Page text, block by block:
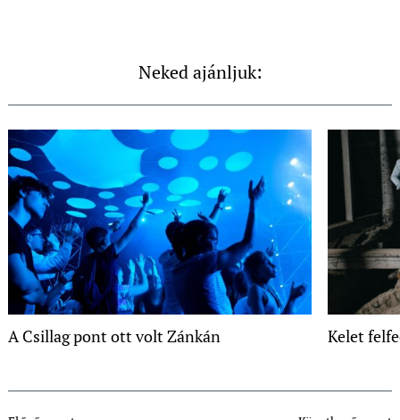
Neked ajánljuk:
A Csillag pont ott volt Zánkán Kelet